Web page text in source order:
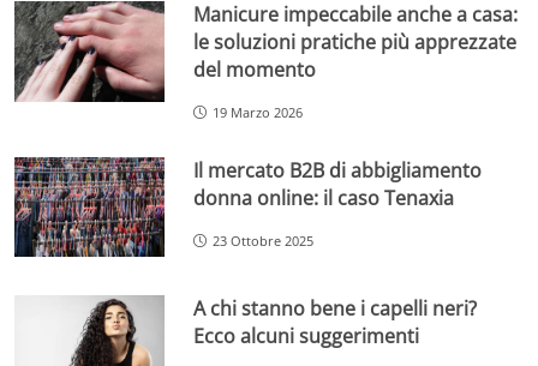
Manicure impeccabile anche a casa:
le soluzioni pratiche più apprezzate
del momento
19 Marzo 2026
Il mercato B2B di abbigliamento
donna online: il caso Tenaxia
23 Ottobre 2025
A chi stanno bene i capelli neri?
Ecco alcuni suggerimenti